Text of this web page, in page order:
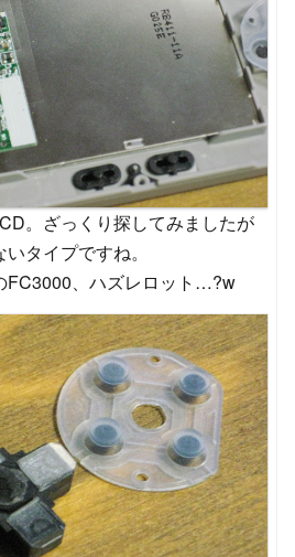
。ざっくり探してみましたが
タイプですね。
、ハズレロット…?w